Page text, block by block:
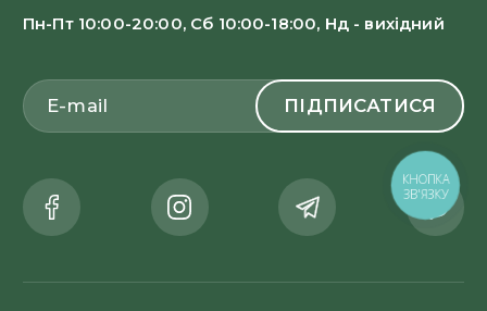
Пн-Пт 10:00-20:00, Сб 10:00-18:00, Нд - вихідний
КНОПКА
ЗВ'ЯЗКУ